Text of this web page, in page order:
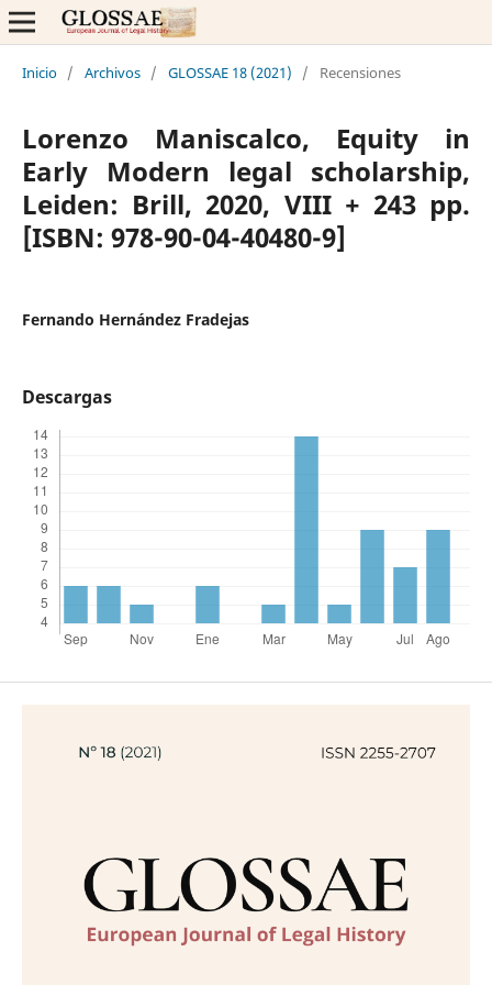
Inicio / Archivos / GLOSSAE 18 (2021) / Recensiones
Lorenzo Maniscalco, Equity in
Early Modern legal scholarship,
Leiden: Brill, 2020, VIII + 243 pp.
[ISBN: 978-90-04-40480-9]
Fernando Hernández Fradejas
Descargas